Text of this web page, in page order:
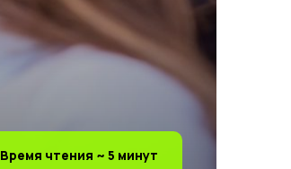
Время чтения ~ 5 минут